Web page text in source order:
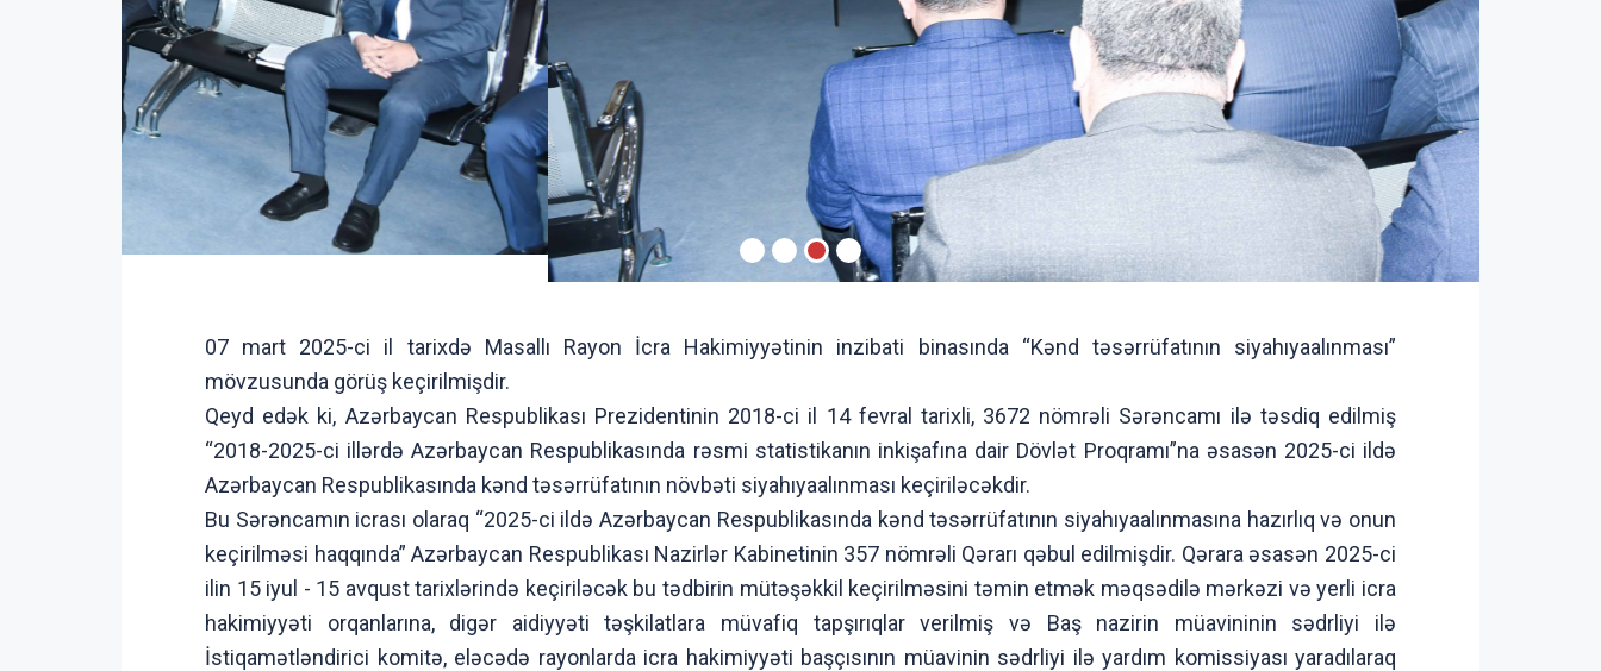
07 mart 2025-ci il tarixdə Masallı Rayon İcra Hakimiyyətinin inzibati binasında “Kənd təsərrüfatının siyahıyaalınması”
mövzusunda görüş keçirilmişdir.
Qeyd edək ki, Azərbaycan Respublikası Prezidentinin 2018-ci il 14 fevral tarixli, 3672 nömrəli Sərəncamı ilə təsdiq edilmiş
“2018-2025-ci illərdə Azərbaycan Respublikasında rəsmi statistikanın inkişafına dair Dövlət Proqramı”na əsasən 2025-ci ildə
Azərbaycan Respublikasında kənd təsərrüfatının növbəti siyahıyaalınması keçiriləcəkdir.
Bu Sərəncamın icrası olaraq “2025-ci ildə Azərbaycan Respublikasında kənd təsərrüfatının siyahıyaalınmasına hazırlıq və onun
keçirilməsi haqqında” Azərbaycan Respublikası Nazirlər Kabinetinin 357 nömrəli Qərarı qəbul edilmişdir. Qərara əsasən 2025-ci
ilin 15 iyul - 15 avqust tarixlərində keçiriləcək bu tədbirin mütəşəkkil keçirilməsini təmin etmək məqsədilə mərkəzi və yerli icra
hakimiyyəti orqanlarına, digər aidiyyəti təşkilatlara müvafiq tapşırıqlar verilmiş və Baş nazirin müavininin sədrliyi ilə
İstiqamətləndirici komitə, eləcədə rayonlarda icra hakimiyyəti başçısının müavinin sədrliyi ilə yardım komissiyası yaradılaraq